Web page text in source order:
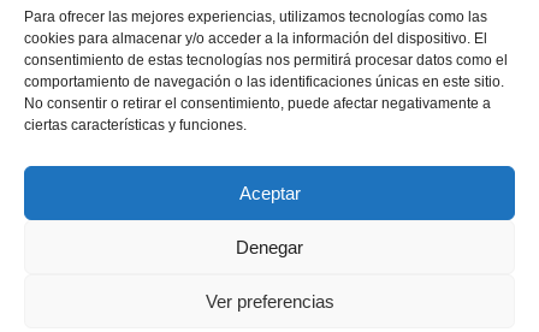
Para ofrecer las mejores experiencias, utilizamos tecnologías como las
cookies para almacenar y/o acceder a la información del dispositivo. El
consentimiento de estas tecnologías nos permitirá procesar datos como el
comportamiento de navegación o las identificaciones únicas en este sitio.
No consentir o retirar el consentimiento, puede afectar negativamente a
ciertas características y funciones.
Aceptar
Denegar
Ver preferencias
Colaboradores:
© 2026 Sociedad Española de Microbiología. Todos los derechos
Retrazos Agencia Creativa